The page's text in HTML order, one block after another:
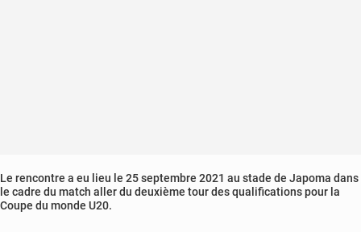
Le rencontre a eu lieu le 25 septembre 2021 au stade de Japoma dans
le cadre du match aller du deuxième tour des qualifications pour la
Coupe du monde U20.